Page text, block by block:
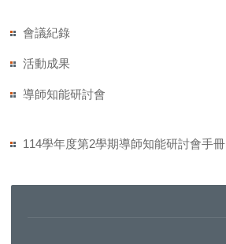
會議紀錄
活動成果
導師知能研討會
114學年度第2學期導師知能研討會手冊